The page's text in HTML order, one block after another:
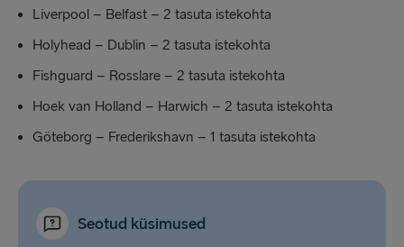
Liverpool – Belfast – 2 tasuta istekohta
Holyhead – Dublin – 2 tasuta istekohta
Fishguard – Rosslare – 2 tasuta istekohta
Hoek ‎van ‎Holland – Harwich – 2 tasuta istekohta
Göteborg – Frederikshavn – 1 tasuta istekohta
Seotud küsimused